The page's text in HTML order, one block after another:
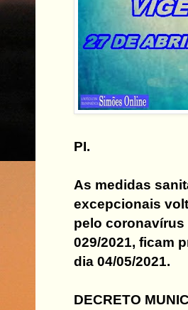
PI.
As medidas
excepcionais
pelo coronavírus
029/2021, ficam
dia 04/05/2021.
DECRETO